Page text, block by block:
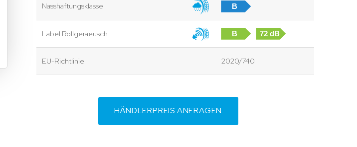
Nasshaftungsklasse B
Label Rollgeraeusch B 72 dB
EU-Richtlinie 2020/740
HÄNDLERPREIS ANFRAGEN